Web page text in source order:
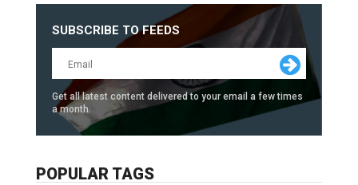
SUBSCRIBE TO FEEDS
Get all latest content delivered to your email a few times
a month.
POPULAR TAGS